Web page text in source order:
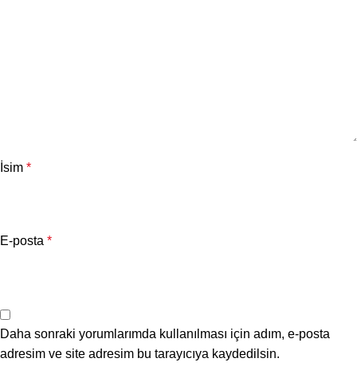
İsim *
E-posta *
Daha sonraki yorumlarımda kullanılması için adım, e-posta
adresim ve site adresim bu tarayıcıya kaydedilsin.